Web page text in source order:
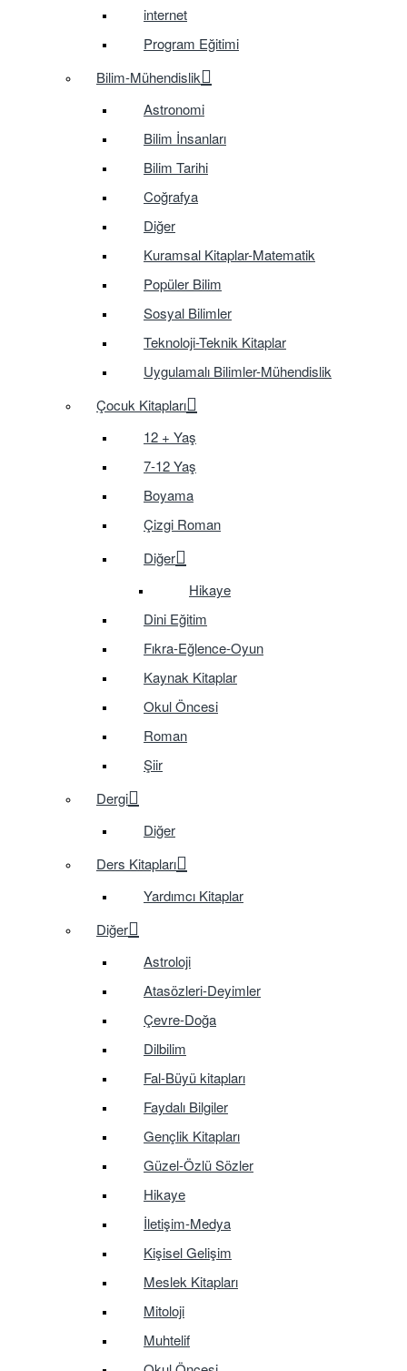
internet
Program Eğitimi
Bilim-Mühendislik
Astronomi
Bilim İnsanları
Bilim Tarihi
Coğrafya
Diğer
Kuramsal Kitaplar-Matematik
Popüler Bilim
Sosyal Bilimler
Teknoloji-Teknik Kitaplar
Uygulamalı Bilimler-Mühendislik
Çocuk Kitapları
12 + Yaş
7-12 Yaş
Boyama
Çizgi Roman
Diğer
Hikaye
Dini Eğitim
Fıkra-Eğlence-Oyun
Kaynak Kitaplar
Okul Öncesi
Roman
Şiir
Dergi
Diğer
Ders Kitapları
Yardımcı Kitaplar
Diğer
Astroloji
Atasözleri-Deyimler
Çevre-Doğa
Dilbilim
Fal-Büyü kitapları
Faydalı Bilgiler
Gençlik Kitapları
Güzel-Özlü Sözler
Hikaye
İletişim-Medya
Kişisel Gelişim
Meslek Kitapları
Mitoloji
Muhtelif